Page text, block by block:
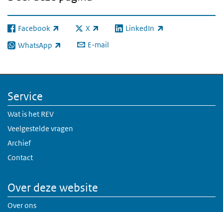
Facebook
(externe link) X
(externe link) LinkedIn
(externe link)
WhatsApp
(externe link) E-mail
Service
Wat is het REV
Veelgestelde vragen
Archief
Contact
Over deze website
Over ons